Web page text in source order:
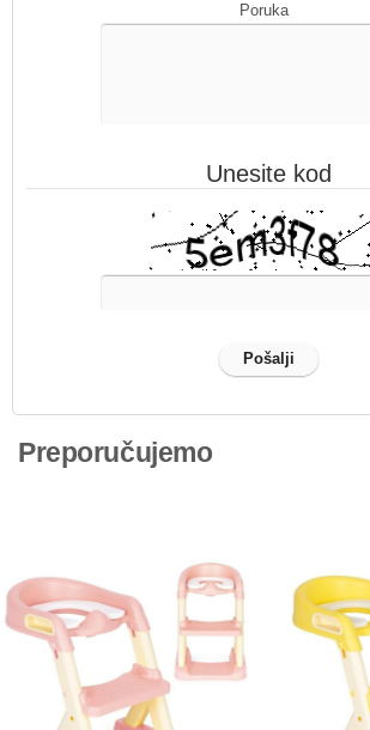
Poruka
Unesite kod
Preporučujemo